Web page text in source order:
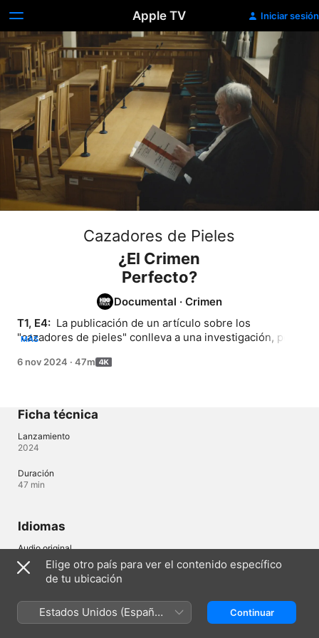
Apple TV Iniciar sesión
Cazadores de Pieles
¿El Crimen
Perfecto?
Documental ·Crimen
T1, E4: La publicación de un artículo sobre los
"cazadores de pieles" conlleva a una investigación, pero
MÁS
6 nov 2024 · 47m
Ficha técnica
Lanzamiento
2024
Duración
47 min
Idiomas
Audio original
Polaco, Inglés (Reino Unido)
Ecuador (Español) English (UK)
Elige otro país para ver el contenido específico
de tu ubicación
Estados Unidos (Español
México)
Continuar